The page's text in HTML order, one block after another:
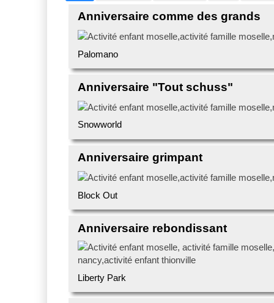
Anniversaire comme des grands
Palomano
Anniversaire "Tout schuss"
Snowworld
Anniversaire grimpant
Block Out
Anniversaire rebondissant
Liberty Park